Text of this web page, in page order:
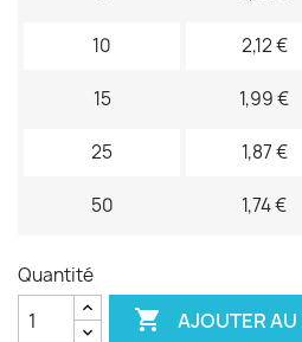
10 2,12 €
15 1,99 €
25 1,87 €
50 1,74 €
Quantité
 AJOUTER AU